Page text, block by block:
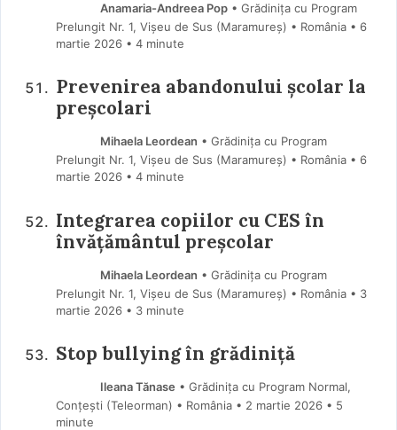
Anamaria-Andreea Pop• Grădinița cu Program
Prelungit Nr. 1, Vișeu de Sus (Maramureş) • România
6
martie 2026 • 4 minute
Prevenirea abandonului școlar la
preșcolari
Mihaela Leordean • Grădinița cu Program
Prelungit Nr. 1, Vișeu de Sus (Maramureş) • România
6
martie 2026 • 4 minute
Integrarea copiilor cu CES în
învățământul preșcolar
Mihaela Leordean • Grădinița cu Program
Prelungit Nr. 1, Vișeu de Sus (Maramureş) • România
3
martie 2026 • 3 minute
Stop bullying în grădiniță
Ileana Tănase • Grădinița cu Program Normal,
Conțești (Teleorman) • România
2 martie 2026 • 5
minute